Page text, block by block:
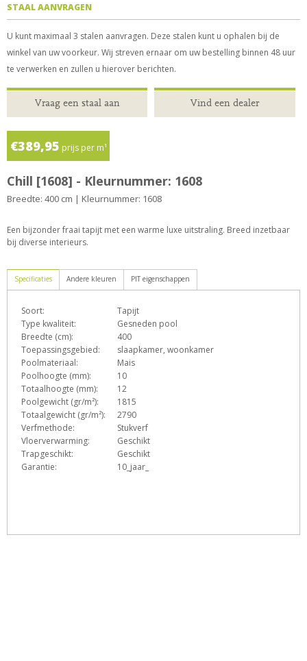
STAAL AANVRAGEN
U kunt maximaal 3 stalen aanvragen. Deze stalen kunt u ophalen bij de
winkel van uw voorkeur. Wij streven ernaar om uw bestelling binnen 48 uur
te verwerken en zullen u hierover berichten.
Vraag een staal aan Vind een dealer
€389,95 prijs per m¹
Chill [1608] - Kleurnummer: 1608
Breedte: 400 cm | Kleurnummer: 1608
Een bijzonder fraai tapijt met een warme luxe uitstraling. Breed inzetbaar
bij diverse interieurs.
Specificaties
Soort:
Tapijt
Type kwaliteit:
Gesneden pool
Breedte (cm):
400
Toepassingsgebied:
slaapkamer, woonkamer
Poolmateriaal:
Mais
Poolhoogte (mm):
10
Totaalhoogte (mm):
12
Poolgewicht (gr/m²):
1815
Totaalgewicht (gr/m²):
2790
Verfmethode:
Stukverf
Vloerverwarming:
Geschikt
Trapgeschikt:
Geschikt
Garantie:
10_jaar_
Andere kleuren PIT eigenschappen
D eF
TZ